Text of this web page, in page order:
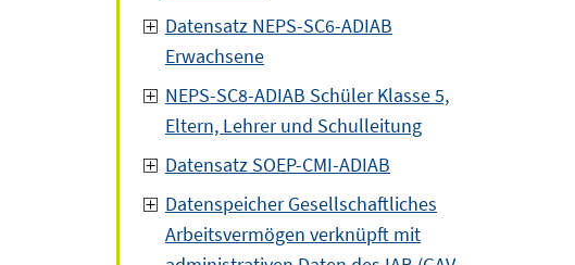
Datensatz NEPS-SC6-ADIAB
Erwachsene
NEPS-SC8-ADIAB Schüler Klasse 5,
Eltern, Lehrer und Schulleitung
Datensatz SOEP-CMI-ADIAB
Datenspeicher Gesellschaftliches
Arbeitsvermögen verknüpft mit